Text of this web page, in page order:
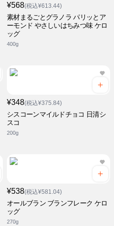
¥568(税込¥613.44)
素材まるごとグラノラ パリッとア
ーモンド やさしいはちみつ味 ケロ
ッグ
400g
¥348(税込¥375.84)
シスコーンマイルドチョコ 日清シ
スコ
200g
¥538(税込¥581.04)
オールブラン ブランフレーク ケロ
ッグ
270g